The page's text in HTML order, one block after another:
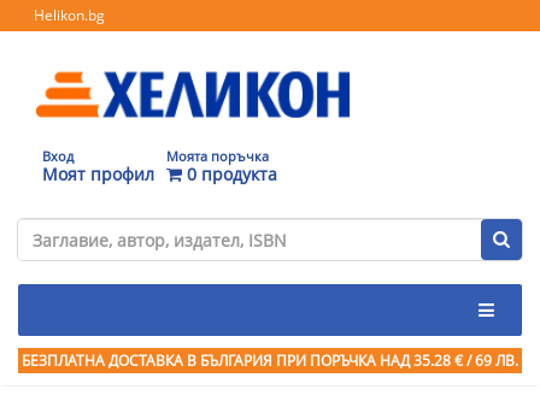
Helikon.bg
Вход
Моят профил
Моята поръчка
0 продукта
БЕЗПЛАТНА ДОСТАВКА В БЪЛГАРИЯ ПРИ ПОРЪЧКА НАД 35.28 € / 69 ЛВ.